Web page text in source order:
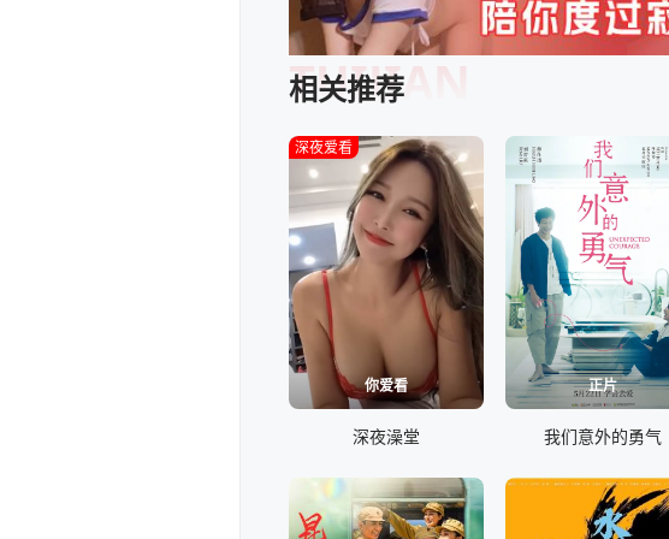
相关推荐
TUIJIAN
你爱看
深夜爱看
深夜澡堂
正片
我们意外的勇气